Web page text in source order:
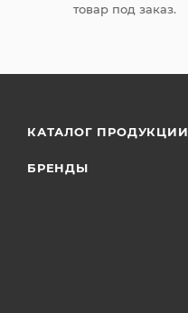
товар под заказ.
КАТАЛОГ ПРОДУКЦИИ
БРЕНДЫ